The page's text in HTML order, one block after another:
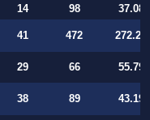
14 98
37.084
41 472
29 66
55.794
38 89
43.197